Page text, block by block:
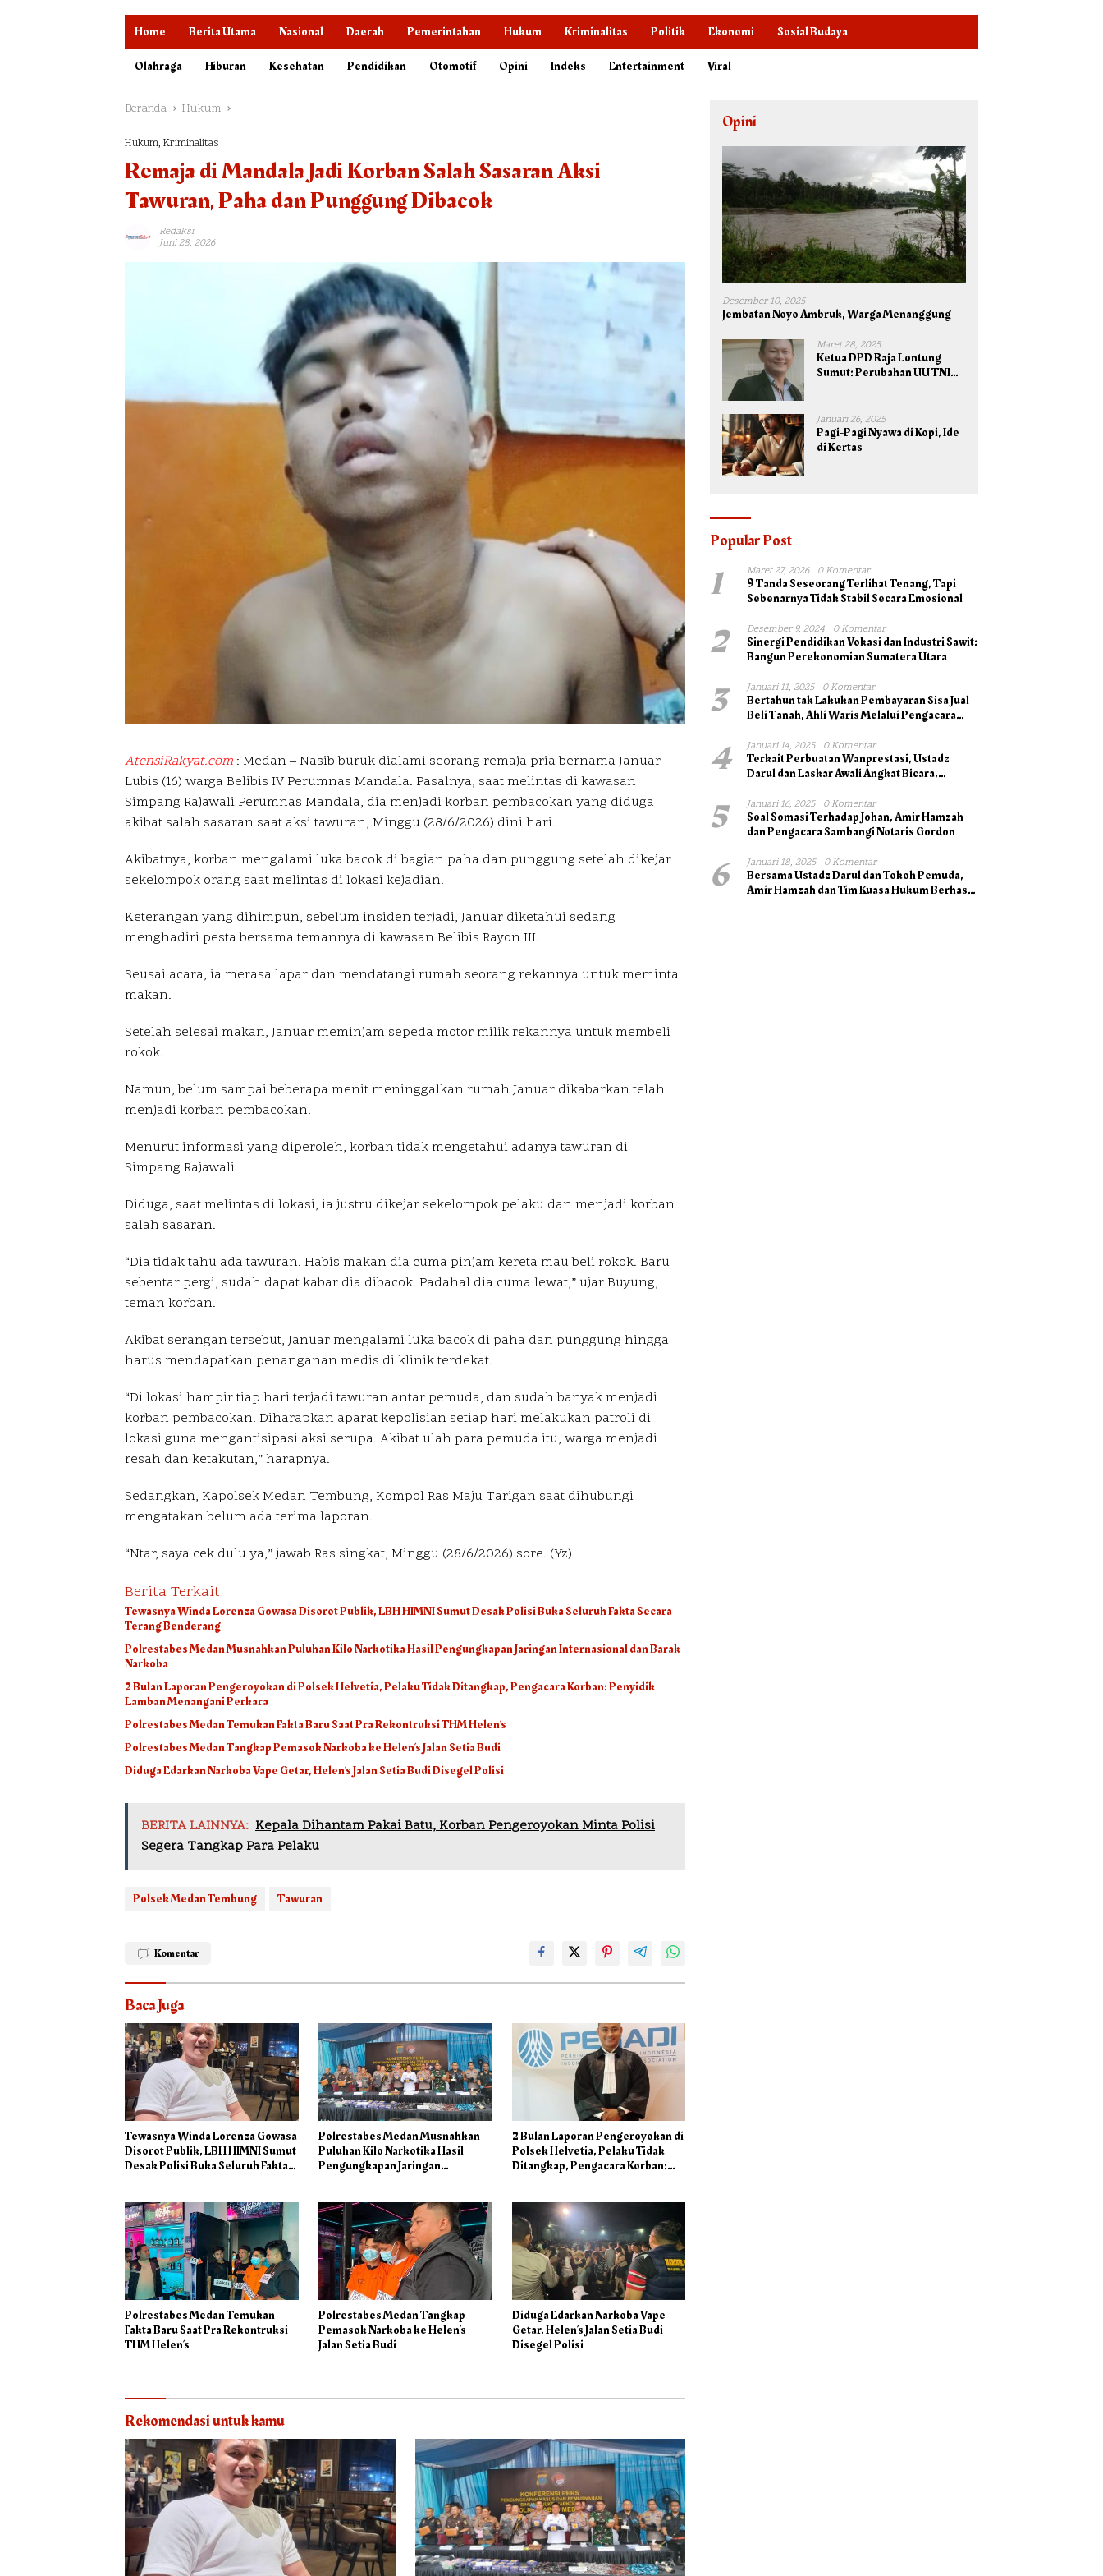
Home Berita Utama Nasional Daerah Pemerintahan Hukum Kriminalitas Politik Ekonomi
Sosial Budaya
Olahraga
Hiburan Kesehatan Pendidikan Otomotif Opini Indeks Entertainment Viral
Beranda Hukum
Hukum, Kriminalitas
Remaja di Mandala Jadi Korban Salah Sasaran Aksi
Tawuran, Paha dan Punggung Dibacok
Redaksi
Juni 28, 2026
AtensiRakyat.com : Medan – Nasib buruk dialami seorang remaja pria bernama Januar
Lubis (16) warga Belibis IV Perumnas Mandala. Pasalnya, saat melintas di kawasan
Simpang Rajawali Perumnas Mandala, dia menjadi korban pembacokan yang diduga
akibat salah sasaran saat aksi tawuran, Minggu (28/6/2026) dini hari.
Akibatnya, korban mengalami luka bacok di bagian paha dan punggung setelah dikejar
sekelompok orang saat melintas di lokasi kejadian.
Keterangan yang dihimpun, sebelum insiden terjadi, Januar diketahui sedang
menghadiri pesta bersama temannya di kawasan Belibis Rayon III.
Seusai acara, ia merasa lapar dan mendatangi rumah seorang rekannya untuk meminta
makan.
Setelah selesai makan, Januar meminjam sepeda motor milik rekannya untuk membeli
rokok.
Namun, belum sampai beberapa menit meninggalkan rumah Januar dikabarkan telah
menjadi korban pembacokan.
Menurut informasi yang diperoleh, korban tidak mengetahui adanya tawuran di
Simpang Rajawali.
Diduga, saat melintas di lokasi, ia justru dikejar sekelompok pelaku dan menjadi korban
salah sasaran.
“Dia tidak tahu ada tawuran. Habis makan dia cuma pinjam kereta mau beli rokok. Baru
sebentar pergi, sudah dapat kabar dia dibacok. Padahal dia cuma lewat,” ujar Buyung,
teman korban.
Akibat serangan tersebut, Januar mengalami luka bacok di paha dan punggung hingga
harus mendapatkan penanganan medis di klinik terdekat.
“Di lokasi hampir tiap hari terjadi tawuran antar pemuda, dan sudah banyak menjadi
korban pembacokan. Diharapkan aparat kepolisian setiap hari melakukan patroli di
lokasi guna mengantisipasi aksi serupa. Akibat ulah para pemuda itu, warga menjadi
resah dan ketakutan,” harapnya.
Sedangkan, Kapolsek Medan Tembung, Kompol Ras Maju Tarigan saat dihubungi
mengatakan belum ada terima laporan.
“Ntar, saya cek dulu ya,” jawab Ras singkat, Minggu (28/6/2026) sore. (Yz)
Berita Terkait
Tewasnya Winda Lorenza Gowasa Disorot Publik, LBH HIMNI Sumut Desak Polisi Buka Seluruh Fakta Secara
Terang Benderang
Polrestabes Medan Musnahkan Puluhan Kilo Narkotika Hasil Pengungkapan Jaringan Internasional dan Barak
Narkoba
2 Bulan Laporan Pengeroyokan di Polsek Helvetia, Pelaku Tidak Ditangkap, Pengacara Korban: Penyidik
Lamban Menangani Perkara
Polrestabes Medan Temukan Fakta Baru Saat Pra Rekontruksi THM Helen’s
Polrestabes Medan Tangkap Pemasok Narkoba ke Helen’s Jalan Setia Budi
Diduga Edarkan Narkoba Vape Getar, Helen’s Jalan Setia Budi Disegel Polisi
BERITA LAINNYA: Kepala Dihantam Pakai Batu, Korban Pengeroyokan Minta Polisi
Segera Tangkap Para Pelaku
Polsek Medan Tembung Tawuran
Komentar
Baca Juga
Tewasnya Winda Lorenza Gowasa
Disorot Publik, LBH HIMNI Sumut
Desak Polisi Buka Seluruh Fakta
Polrestabes Medan Musnahkan
Puluhan Kilo Narkotika Hasil
Pengungkapan Jaringan
2 Bulan Laporan Pengeroyokan di
Polsek Helvetia, Pelaku Tidak
Ditangkap, Pengacara Korban:
Polrestabes Medan Temukan
Fakta Baru Saat Pra Rekontruksi
THM Helen’s
Polrestabes Medan Tangkap
Pemasok Narkoba ke Helen’s
Jalan Setia Budi
Diduga Edarkan Narkoba Vape
Getar, Helen’s Jalan Setia Budi
Disegel Polisi
Rekomendasi untuk kamu
Opini
Desember 10, 2025
Jembatan Noyo Ambruk, Warga Menanggung
Maret 28, 2025
Ketua DPD Raja Lontung
Sumut: Perubahan UU TNI
Kepentingan Negara dan
Bangsa
Januari 26, 2025
Pagi-Pagi Nyawa di Kopi, Ide
di Kertas
Popular Post
1 Maret 27, 2026 0 Komentar
9 Tanda Seseorang Terlihat Tenang, Tapi
Sebenarnya Tidak Stabil Secara Emosional
2 Desember 9, 2024 0 Komentar
Sinergi Pendidikan Vokasi dan Industri Sawit:
Bangun Perekonomian Sumatera Utara
3 Januari 11, 2025 0 Komentar
Bertahun tak Lakukan Pembayaran Sisa Jual
Beli Tanah, Ahli Waris Melalui Pengacara
4 Januari 14, 2025 0 Komentar
Terkait Perbuatan Wanprestasi, Ustadz
Darul dan Laskar Awali Angkat Bicara,
5 Januari 16, 2025 0 Komentar
Soal Somasi Terhadap Johan, Amir Hamzah
dan Pengacara Sambangi Notaris Gordon
6 Januari 18, 2025 0 Komentar
Bersama Ustadz Darul dan Tokoh Pemuda,
Amir Hamzah dan Tim Kuasa Hukum Berhasil